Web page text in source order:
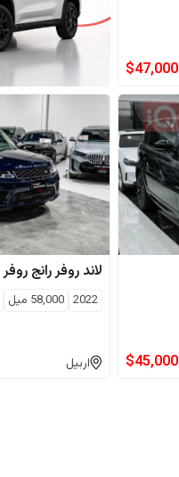
$47,000
$45,000
لاند روفررانج
2022
58,000 ميل
اربيل